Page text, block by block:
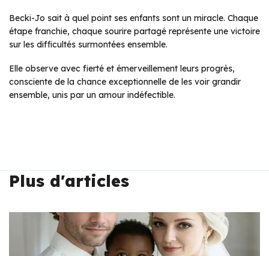
Becki-Jo sait à quel point ses enfants sont un miracle. Chaque
étape franchie, chaque sourire partagé représente une victoire
sur les difficultés surmontées ensemble.
Elle observe avec fierté et émerveillement leurs progrès,
consciente de la chance exceptionnelle de les voir grandir
ensemble, unis par un amour indéfectible.
Plus d'articles